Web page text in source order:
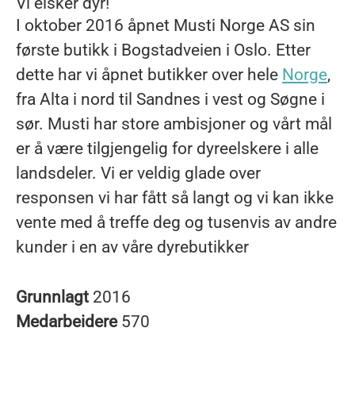
I oktober 2016 åpnet Musti Norge AS sin
første butikk i Bogstadveien i Oslo. Etter
dette har vi åpnet butikker over hele Norge,
fra Alta i nord til Sandnes i vest og Søgne i
sør. Musti har store ambisjoner og vårt mål
er å være tilgjengelig for dyreelskere i alle
landsdeler. Vi er veldig glade over
responsen vi har fått så langt og vi kan ikke
vente med å treffe deg og tusenvis av andre
kunder i en av våre dyrebutikker
Grunnlagt 2016
Medarbeidere 570